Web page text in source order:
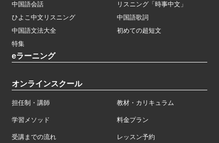
中国語会話
リスニング「時事中文」
ひよこ中文リスニング
中国語歌詞
中国語文法大全
初めての超短文
特集
eラーニング
オンラインスクール
担任制・講師 教材・カリキュラム
学習メソッド 料金プラン
受講までの流れ レッスン予約